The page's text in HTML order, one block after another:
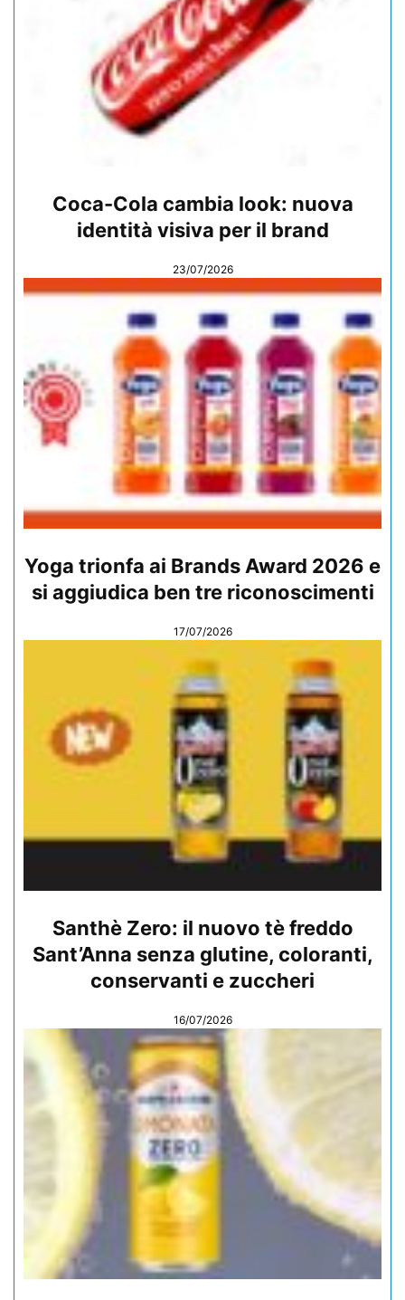
Coca-Cola cambia look: nuova
identità visiva per il brand
23/07/2026
Yoga trionfa ai Brands Award 2026 e
si aggiudica ben tre riconoscimenti
17/07/2026
Santhè Zero: il nuovo tè freddo
Sant’Anna senza glutine, coloranti,
conservanti e zuccheri
16/07/2026